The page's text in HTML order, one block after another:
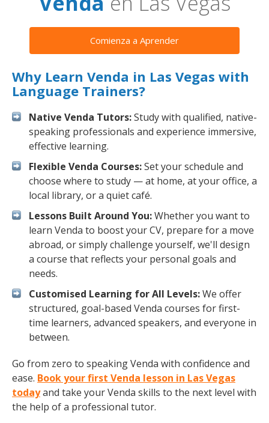
Comienza a Aprender
Why Learn Venda in Las Vegas with
Language Trainers?
Native Venda Tutors:Study with qualified, native-
speaking professionals and experience immersive,
effective learning.
Flexible Venda Courses:Set your schedule and
choose where to study — at home, at your office, a
local library, or a quiet café.
Lessons Built Around You:Whether you want to
learn Venda to boost your CV, prepare for a move
abroad, or simply challenge yourself, we'll design
a course that reflects your personal goals and
needs.
Customised Learning for All Levels:We offer
structured, goal-based Venda courses for first-
time learners, advanced speakers, and everyone in
between.
Go from zero to speaking Venda with confidence and
ease. Book your first Venda lesson in Las Vegas
todayand take your Venda skills to the next level with
the help of a professional tutor.